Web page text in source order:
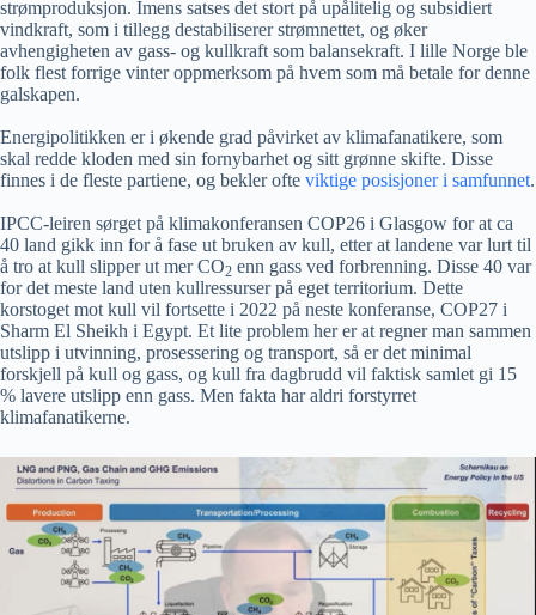
strømproduksjon. Imens satses det stort på upålitelig og subsidiert
vindkraft, som i tillegg destabiliserer strømnettet, og øker
avhengigheten av gass- og kullkraft som balansekraft. I lille Norge ble
folk flest forrige vinter oppmerksom på hvem som må betale for denne
galskapen.
Energipolitikken er i økende grad påvirket av klimafanatikere, som
skal redde kloden med sin fornybarhet og sitt grønne skifte. Disse
finnes i de fleste partiene, og bekler ofte viktige posisjoner i samfunnet.
IPCC-leiren sørget på klimakonferansen COP26 i Glasgow for at ca
40 land gikk inn for å fase ut bruken av kull, etter at landene var lurt til
å tro at kull slipper ut mer CO2 enn gass ved forbrenning. Disse 40 var
for det meste land uten kullressurser på eget territorium. Dette
korstoget mot kull vil fortsette i 2022 på neste konferanse, COP27 i
Sharm El Sheikh i Egypt. Et lite problem her er at regner man sammen
utslipp i utvinning, prosessering og transport, så er det minimal
forskjell på kull og gass, og kull fra dagbrudd vil faktisk samlet gi 15
% lavere utslipp enn gass. Men fakta har aldri forstyrret
klimafanatikerne.